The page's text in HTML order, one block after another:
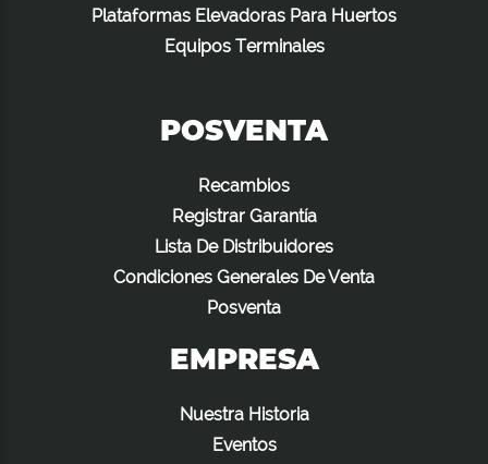
Plataformas Elevadoras Para Huertos
Equipos Terminales
POSVENTA
Recambios
Registrar Garantía
Lista De Distribuidores
Condiciones Generales De Venta
Posventa
EMPRESA
Nuestra Historia
Eventos